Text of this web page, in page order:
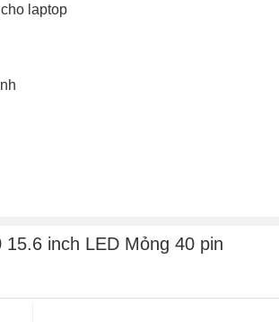
laptop
nắp gập màn hình lâu ngày cũng sẽ gây
áp hỏng, mất nguồn từ mainboard cấp
inch LED Mỏng 40 pin